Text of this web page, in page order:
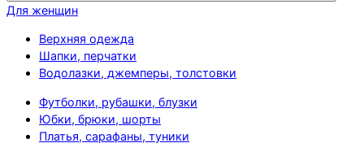
Для женщин
Верхняя одежда
Шапки, перчатки
Водолазки, джемперы, толстовки
Футболки, рубашки, блузки
Юбки, брюки, шорты
Платья, сарафаны, туники